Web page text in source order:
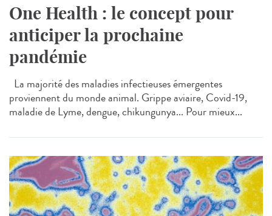
One Health : le concept pour
anticiper la prochaine
pandémie
La majorité des maladies infectieuses émergentes
proviennent du monde animal. Grippe aviaire, Covid-19,
maladie de Lyme, dengue, chikungunya... Pour mieux...